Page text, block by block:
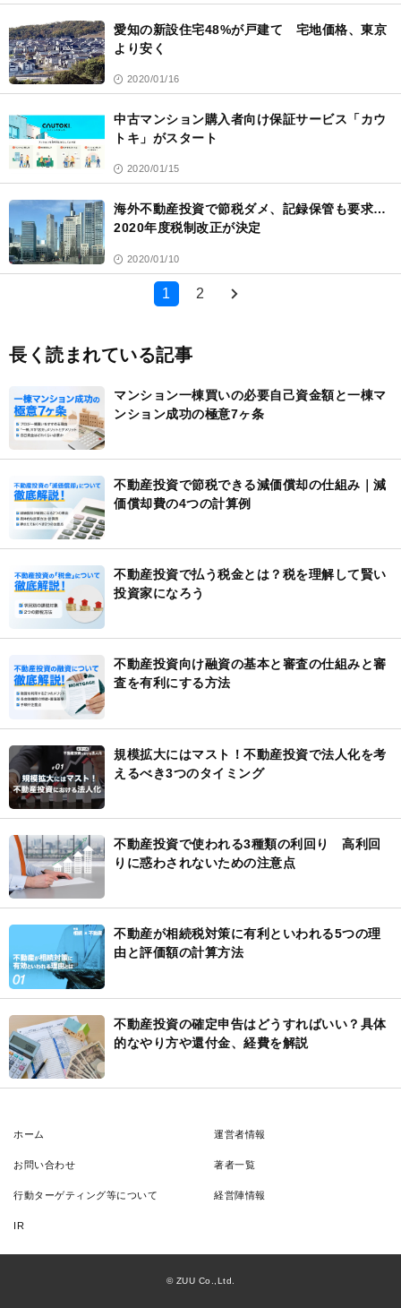
愛知の新設住宅48%が戸建て 宅地価格、東京
より安く
2020/01/16
中古マンション購入者向け保証サービス「カウ
トキ」がスタート
2020/01/15
海外不動産投資で節税ダメ、記録保管も要求…
2020年度税制改正が決定
2020/01/10
1 2
長く読まれている記事
マンション一棟買いの必要自己資金額と一棟マ
ンション成功の極意7ヶ条
不動産投資で節税できる減価償却の仕組み｜減
価償却費の4つの計算例
不動産投資で払う税金とは？税を理解して賢い
投資家になろう
不動産投資向け融資の基本と審査の仕組みと審
査を有利にする方法
規模拡大にはマスト！不動産投資で法人化を考
えるべき3つのタイミング
不動産投資で使われる3種類の利回り 高利回
りに惑わされないための注意点
不動産が相続税対策に有利といわれる5つの理
由と評価額の計算方法
不動産投資の確定申告はどうすればいい？具体
的なやり方や還付金、経費を解説
ホーム 運営者情報
お問い合わせ 著者一覧
行動ターゲティング等について 経営陣情報
IR
© ZUU Co.,Ltd.